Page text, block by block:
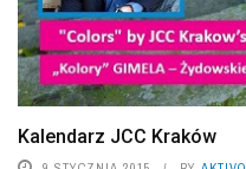
Kalendarz JCC Kraków